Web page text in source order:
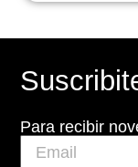
Para recibir